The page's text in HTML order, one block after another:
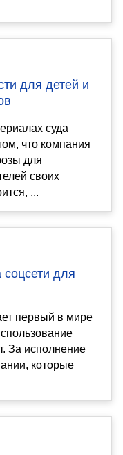
для детей и
суда
что компания
для
своих
...
соцсети для
первый в мире
За исполнение
которые